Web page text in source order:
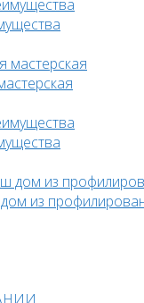
из